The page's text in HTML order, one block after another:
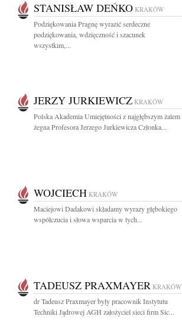
STANISŁAW DEŃKO KRAKÓW
Podziękowania Pragnę wyrazić serdeczne
podziękowania, wdzięczność i szacunek
wszystkim,...
JERZY JURKIEWICZ KRAKÓW
Polska Akademia Umiejętności z najgłębszym żalem
żegna Profesora Jerzego Jurkiewicza Członka...
WOJCIECH KRAKÓW
Maciejowi Dadakowi składamy wyrazy głębokiego
współczucia i słowa wsparcia w tych...
TADEUSZ PRAXMAYER KRAKÓW
dr Tadeusz Praxmayer były pracownik Instytutu
Techniki Jądrowej AGH założyciel sieci firm Sic...